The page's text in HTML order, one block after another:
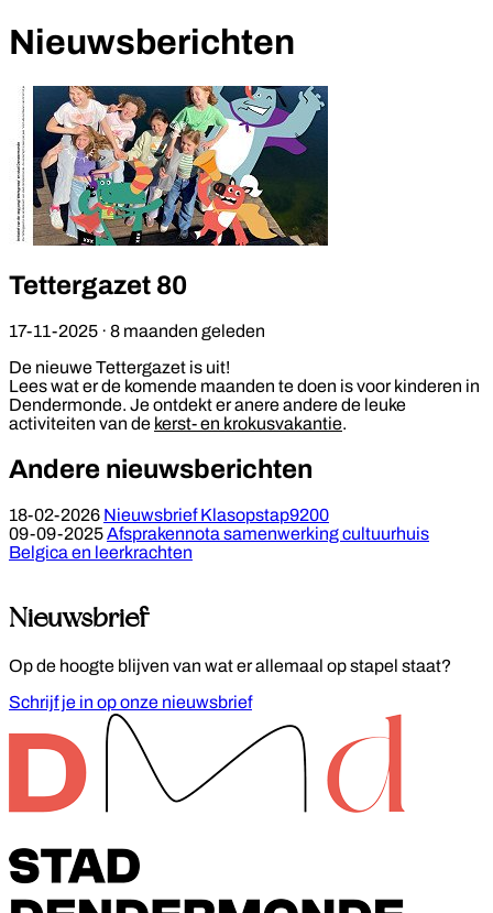
Nieuwsberichten
Tettergazet 80
17-11-2025 · 8 maanden geleden
De nieuwe Tettergazet is uit!
Lees wat er de komende maanden te doen is voor kinderen in
Dendermonde. Je ontdekt er anere andere de leuke
activiteiten van de kerst- en krokusvakantie.
Andere nieuwsberichten
18-02-2026 Nieuwsbrief Klasopstap9200
09-09-2025Afsprakennota samenwerking cultuurhuis
Belgica en leerkrachten
Nieuwsbrief
Op de hoogte blijven van wat er allemaal op stapel staat?
Schrijf je in op onze nieuwsbrief